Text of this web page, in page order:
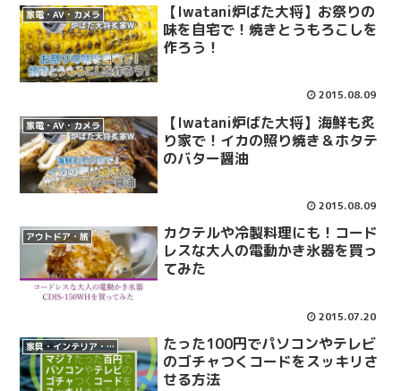
家電・AV・カメラ
【Iwatani炉ばた大将】お祭りの
味を自宅で！焼きとうもろこしを
作ろう！
2015.08.09
家電・AV・カメラ
【Iwatani炉ばた大将】海鮮も炙
り家で！イカの照り焼き＆ホタテ
のバター醤油
2015.08.09
アウトドア・旅
カクテルや冷製料理にも！コード
レスな大人の電動かき氷器を買っ
てみた
2015.07.20
家具・インテリア・雑貨
たった100円でパソコンやテレビ
のゴチャつくコードをスッキリさ
せる方法